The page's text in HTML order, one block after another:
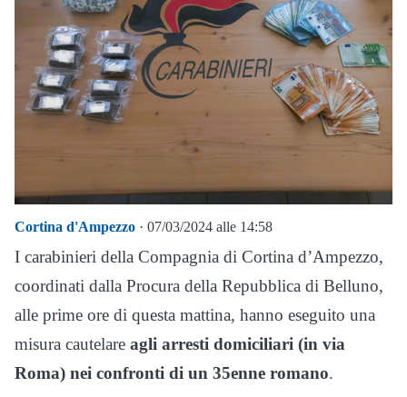
Cortina d'Ampezzo · 07/03/2024 alle 14:58
I carabinieri della Compagnia di Cortina d’Ampezzo,
coordinati dalla Procura della Repubblica di Belluno,
alle prime ore di questa mattina, hanno eseguito una
misura cautelare agli arresti domiciliari (in via
Roma) nei confronti di un 35enne romano.